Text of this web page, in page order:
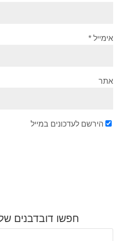
אימייל *
אתר
הירשם לעדכונים במייל
חפשו דובדבנים